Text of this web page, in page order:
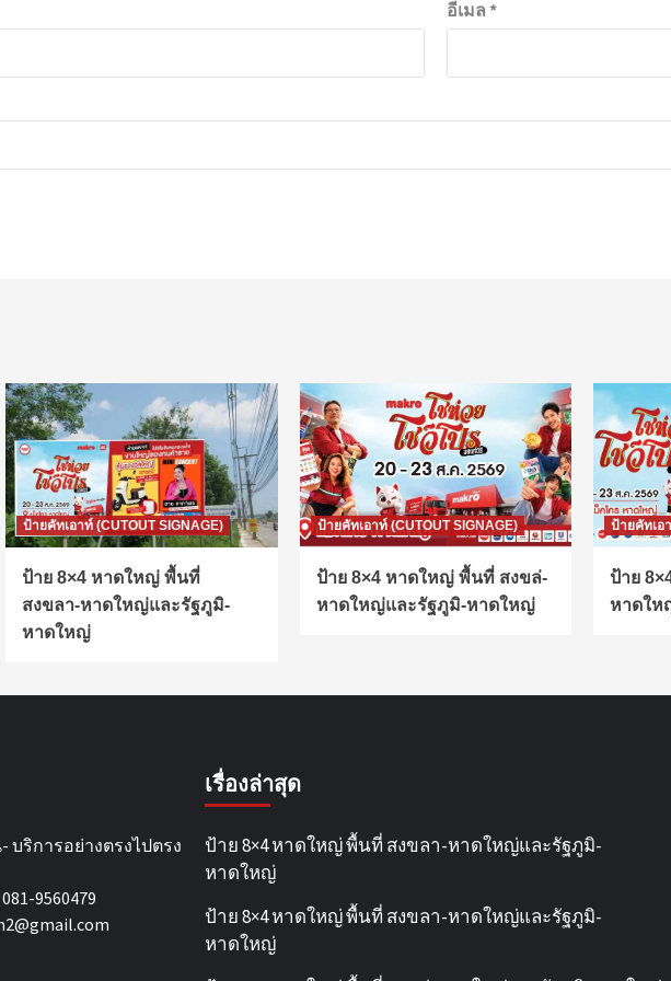
อีเมล *
ป้ายคัทเอาท์ (CUTOUT SIGNAGE)
ป้าย 8×4 หาดใหญ่ พื้นที่
สงขลา-หาดใหญ่และรัฐภูมิ-
หาดใหญ่
ป้ายคัทเอาท์ (CUTOUT SIGNAGE)
ป้าย 8×4 หาดใหญ่ พื้นที่ สงขล่-
หาดใหญ่และรัฐภูมิ-หาดใหญ่
ป้ายคัทเอ
ป้าย
หาดให
บริการอย่างตรงไปตรง
9560479
เรื่องล่าสุด
ป้าย 8×4 หาดใหญ่ พื้นที่ สงขลา-หาดใหญ่และรัฐภูมิ-
หาดใหญ่
ป้าย 8×4 หาดใหญ่ พื้นที่ สงขลา-หาดใหญ่และรัฐภูมิ-
หาดใหญ่